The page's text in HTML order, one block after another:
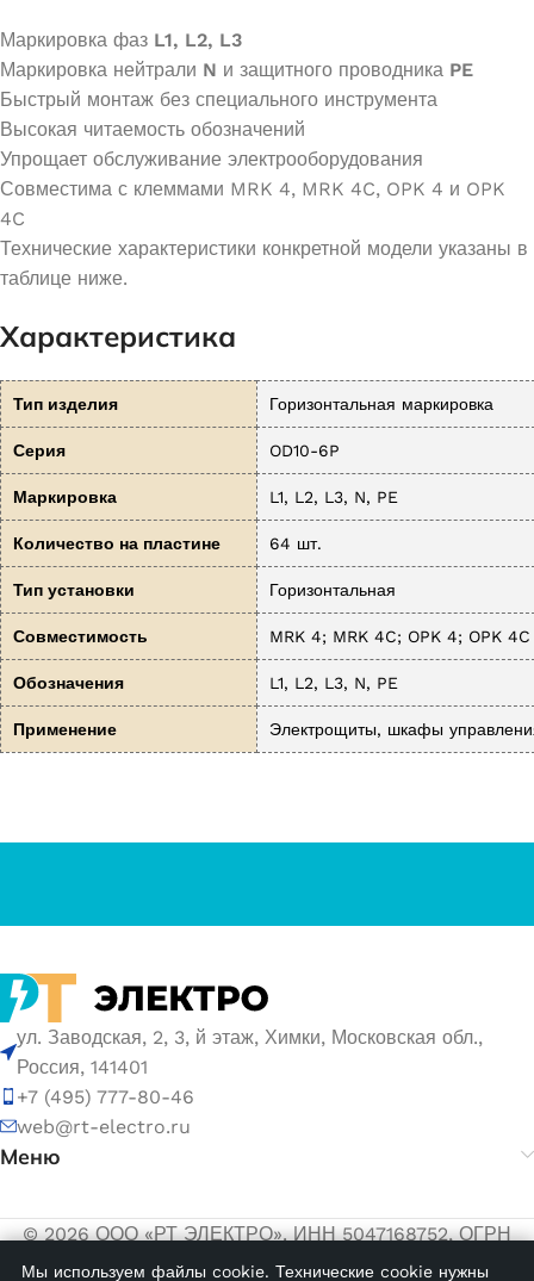
Маркировка фаз L1, L2, L3
Маркировка нейтрали N и защитного проводника PE
Быстрый монтаж без специального инструмента
Высокая читаемость обозначений
Упрощает обслуживание электрооборудования
Совместима с клеммами MRK 4, MRK 4C, OPK 4 и OPK
4C
Технические характеристики конкретной модели указаны в
таблице ниже.
Характеристика
Тип изделия Горизонтальная маркировка
Серия OD10-6P
Маркировка L1, L2, L3, N, PE
Количество на пластине 64 шт.
Тип установки Горизонтальная
Совместимость MRK 4; MRK 4C; OPK 4; OPK 4C
Обозначения L1, L2, L3, N, PE
Применение Электрощиты, шкафы
ул. Заводская, 2, 3, й этаж, Химки, Московская обл.,
Россия, 141401
+7 (495) 777-80-46
web@rt-electro.ru
Меню
© 2026 ООО «РТ ЭЛЕКТРО». ИНН 5047168752, ОГРН
1155047005145.
Мы используем файлы cookie. Технические cookie нужны